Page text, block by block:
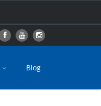
Blog